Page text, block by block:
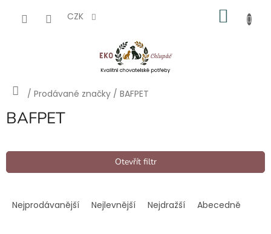
CZK
Domů
/ Prodávané značky / BAFPET
BAFPET
Otevřít filtr
Nejprodávanější Nejlevnější Nejdražší Abecedně